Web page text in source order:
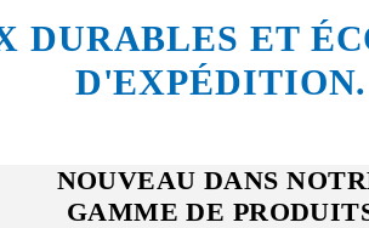
ET
D'EXPÉDITION.
NOUVEAU DANS
GAMME DE